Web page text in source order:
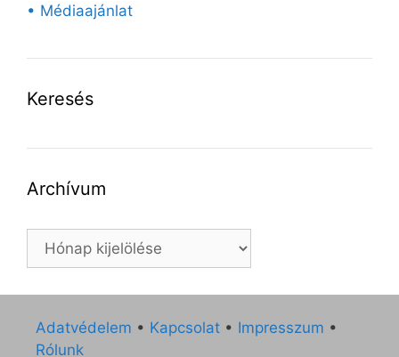
• Médiaajánlat
Keresés
Archívum
Archívum
Adatvédelem • Kapcsolat • Impresszum •
Rólunk